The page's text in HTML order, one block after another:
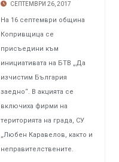
СЕПТЕМВРИ 26, 2017
На 16 септември община
Копривщица се
присъедини към
инициативата на БТВ „Да
изчистим България
заедно“. В акцията се
включиха фирми на
територията на града, СУ
„Любен Каравелов, както и
неправителствените.